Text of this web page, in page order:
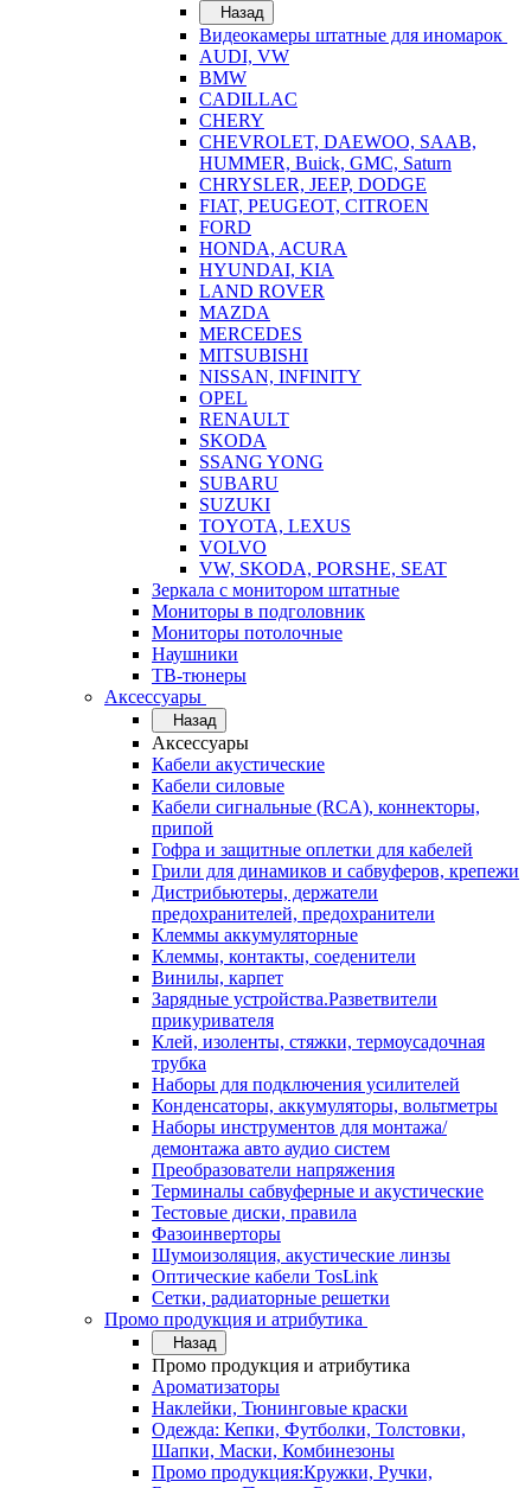
Назад
Видеокамеры штатные для иномарок
AUDI, VW
BMW
CADILLAC
CHERY
CHEVROLET, DAEWOO, SAAB,
HUMMER, Buick, GMC, Saturn
CHRYSLER, JEEP, DODGE
FIAT, PEUGEOT, CITROEN
FORD
HONDA, ACURA
HYUNDAI, KIA
LAND ROVER
MAZDA
MERCEDES
MITSUBISHI
NISSAN, INFINITY
OPEL
RENAULT
SKODA
SSANG YONG
SUBARU
SUZUKI
TOYOTA, LEXUS
VOLVO
VW, SKODA, PORSHE, SEAT
Зеркала с монитором штатные
Мониторы в подголовник
Мониторы потолочные
Наушники
ТВ-тюнеры
Аксессуары
Назад
Аксессуары
Кабели акустические
Кабели силовые
Кабели сигнальные (RCA), коннекторы,
припой
Гофра и защитные оплетки для кабелей
Грили для динамиков и сабвуферов, крепежи
Дистрибьютеры, держатели
предохранителей, предохранители
Клеммы аккумуляторные
Клеммы, контакты, соеденители
Винилы, карпет
Зарядные устройства.Разветвители
прикуривателя
Клей, изоленты, стяжки, термоусадочная
трубка
Наборы для подключения усилителей
Конденсаторы, аккумуляторы, вольтметры
Наборы инструментов для монтажа/
демонтажа авто аудио систем
Преобразователи напряжения
Терминалы сабвуферные и акустические
Тестовые диски, правила
Фазоинверторы
Шумоизоляция, акустические линзы
Оптические кабели TosLink
Сетки, радиаторные решетки
Промо продукция и атрибутика
Назад
Промо продукция и атрибутика
Ароматизаторы
Наклейки, Тюнинговые краски
Одежда: Кепки, Футболки, Толстовки,
Шапки, Маски, Комбинезоны
Промо продукция:Кружки, Ручки,